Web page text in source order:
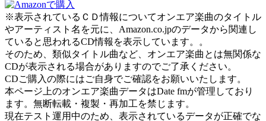
※表示されているＣＤ情報についてオンエア楽曲のタイトル
やアーティスト名を元に、Amazon.co.jpのデータから関連し
ていると思われるCD情報を表示しています。。
そのため、類似タイトル曲など、オンエア楽曲とは無関係な
CDが表示される場合がありますのでご了承ください。
CDご購入の際にはご自身でご確認をお願いいたします。
本ページ上のオンエア楽曲データはDate fmが管理しており
ます。無断転載・複製・再加工を禁じます。
現在テスト運用中のため、表示されているデータが正確でな